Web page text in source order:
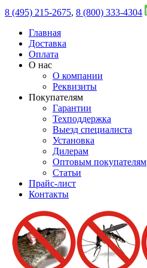
8 (495) 215-2675, 8 (800) 333-4304
Главная
Доставка
Оплата
О нас
О компании
Реквизиты
Покупателям
Гарантии
Техподдержка
Выезд специалиста
Установка
Дилерам
Оптовым покупателям
Статьи
Прайс-лист
Контакты